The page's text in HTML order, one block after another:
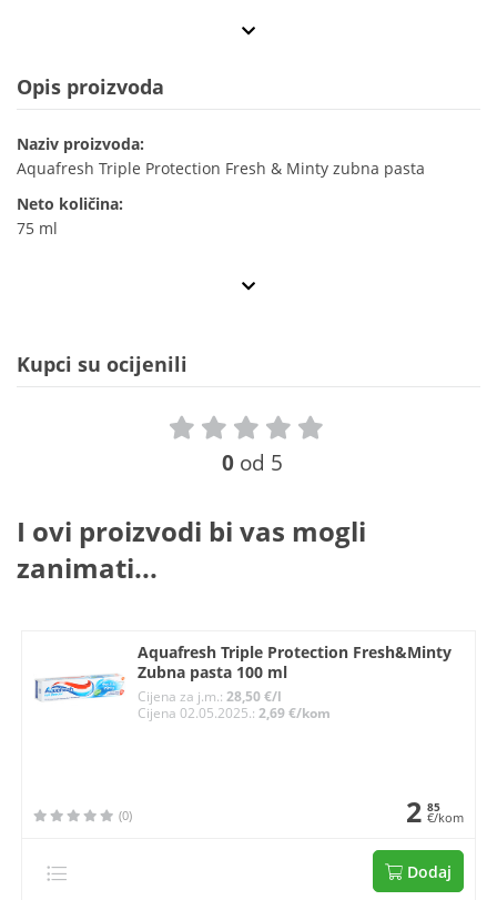
Opis proizvoda
Naziv proizvoda:
Aquafresh Triple Protection Fresh & Minty zubna pasta
Neto količina:
75 ml
Kupci su ocijenili
0 od 5
I ovi proizvodi bi vas mogli
zanimati...
Aquafresh Triple Protection Fresh&Minty
Zubna pasta 100 ml
Cijena za j.m.: 28,50 €/l
Cijena 02.05.2025.: 2,69 €/kom
(0) 2 85
€/kom
Dodaj